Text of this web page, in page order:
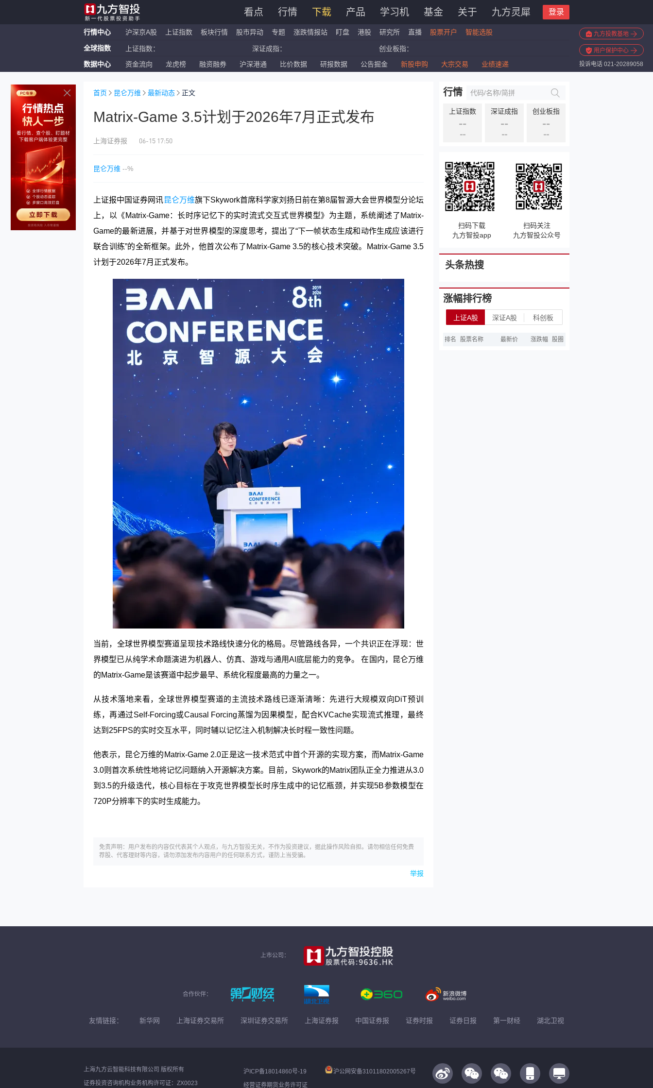
看点 行情 下载 产品 学习机 基金 关于 九方灵犀 登录
行情中心 沪深京A股 上证指数 板块行情 股市异动 专题 涨跌情报站 盯盘 港股 研究所 直播 股票开户 智能选股 九方投教基地
用户保护中心
投诉电话 021-20289058
全球指数 上证指数： 深证成指： 创业板指：
恒生指数： 国企指数： 红筹指数：
数据中心 资金流向 龙虎榜 融资融券 沪深港通 比价数据 研报数据 公告掘金 新股申购 大宗交易 业绩速递
首页 昆仑万维 最新动态 正文
Matrix-Game 3.5计划于2026年7月正式发布
上海证券报 06-15 17:50
昆仑万维 --%
上证报中国证券网讯昆仑万维旗下Skywork首席科学家刘扬日前在第8届智源大会世界模型分论坛
上，以《Matrix-Game：长时序记忆下的实时流式交互式世界模型》为主题，系统阐述了Matrix-
Game的最新进展，并基于对世界模型的深度思考，提出了“下一帧状态生成和动作生成应该进行
联合训练”的全新框架。此外，他首次公布了Matrix-Game 3.5的核心技术突破。Matrix-Game 3.5
计划于2026年7月正式发布。
当前，全球世界模型赛道呈现技术路线快速分化的格局。尽管路线各异，一个共识正在浮现：世
界模型已从纯学术命题演进为机器人、仿真、游戏与通用AI底层能力的竞争。 在国内，
昆仑万维
的Matrix-Game是该赛道中起步最早、系统化程度最高的力量之一。
从技术落地来看，全球世界模型赛道的主流技术路线已逐渐清晰：先进行大规模双向DiT预训
练，再通过Self-Forcing或Causal Forcing蒸馏为因果模型，配合KVCache实现流式推理，最终
达到25FPS的实时交互水平，同时辅以记忆注入机制解决长时程一致性问题。
他表示， 昆仑万维的Matrix-Game 2.0正是这一技术范式中首个开源的实现方案，而Matrix-Game
3.0则首次系统性地将记忆问题纳入开源解决方案。目前，Skywork的Matrix团队正全力推进从3.0
到3.5的升级迭代，核心目标在于攻克世界模型长时序生成中的记忆瓶颈，并实现5B参数模型在
720P分辨率下的实时生成能力。
免责声明：用户发布的内容仅代表其个人观点，与九方智投无关，不作为投资建议，据此操作风险自担。请勿相信任何免费
荐股、代客理财等内容，请勿添加发布内容用户的任何联系方式，谨防上当受骗。
举报
行情
上证指数
--
--
深证成指
--
--
创业板指
--
--
扫码下载
九方智投app
扫码关注
九方智投公众号
头条热搜
涨幅排行榜
上证A股 深证A股 科创板
排名 股票名称 最新价 涨跌幅 股圈
上市公司：
合作伙伴：
友情链接： 新华网 上海证券交易所 深圳证券交易所 上海证券报 中国证券报 证券时报 证券日报 第一财经 湖北卫视
上海九方云智能科技有限公司 版权所有
证券投资咨询机构业务机构许可证：ZX0023
沪ICP备18014860号-19
沪公网安备31011802005267号
经营证券期货业务许可证